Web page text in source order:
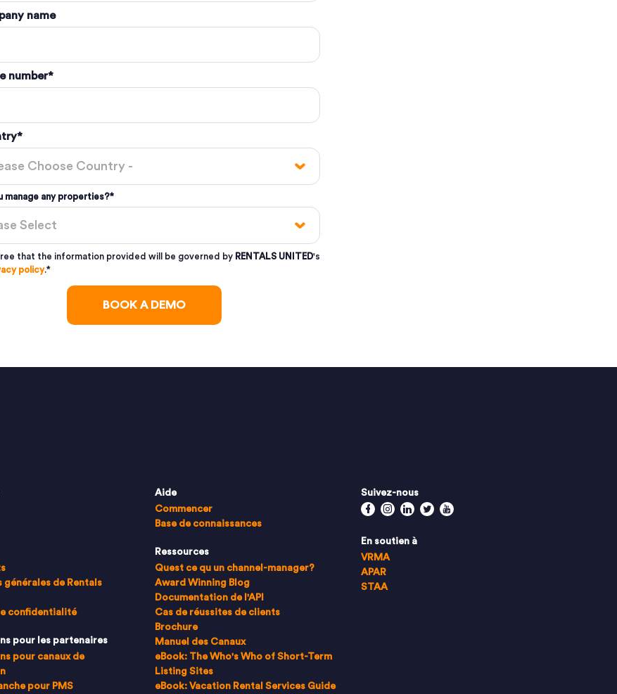
name
number*
*
manage any properties?*
that the information provided will be governed by RENTALS UNITED's
policy.*
de Rentals
confidentialité
pour les partenaires
pour canaux de
pour PMS
Aide
Commencer
Base de connaissances
Ressources
Quest ce qu un channel-manager?
Award Winning Blog
Documentation de l'API
Cas de réussites de clients
Brochure
Manuel des Canaux
eBook: The Who's Who of Short-Term
Listing Sites
eBook: Vacation Rental Services Guide
Suivez-nous
FacebookInstagram
LinkedinTwitter
En soutien à
VRMA
APAR
STAA